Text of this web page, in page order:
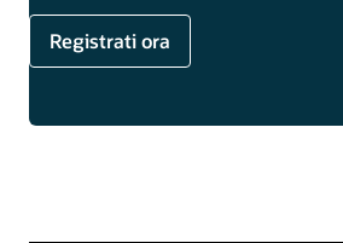
Registrati ora